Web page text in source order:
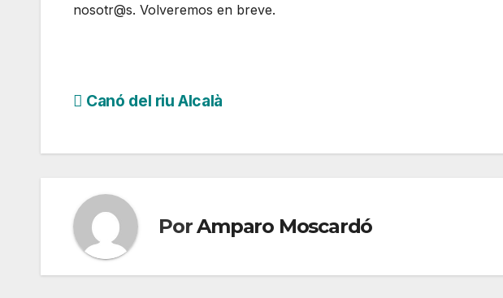
nosotr@s. Volveremos en breve.
Navegación
Canó del riu Alcalà
PorAmparo Moscardó